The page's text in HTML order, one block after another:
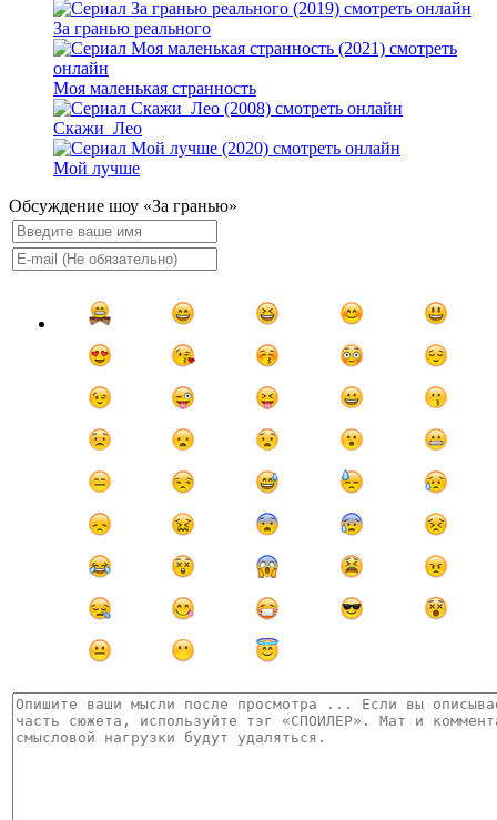
За гранью реального
Моя маленькая странность
Скажи_Лео
Мой лучше
Обсуждение шоу «За гранью»